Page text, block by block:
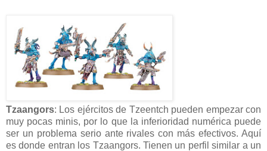
Tzaangors: Los ejércitos de Tzeentch pueden empezar con
muy pocas minis, por lo que la inferioridad numérica puede
ser un problema serio ante rivales con más efectivos. Aquí
es donde entran los Tzaangors. Tienen un perfil similar a un